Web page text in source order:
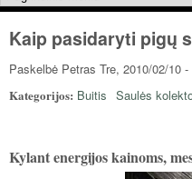
Kaip pasidaryti pigų
Paskelbė Petras Tre, 2010/02/10 -
Kategorijos: Buitis Saulės
Kylant energijos kainoms,